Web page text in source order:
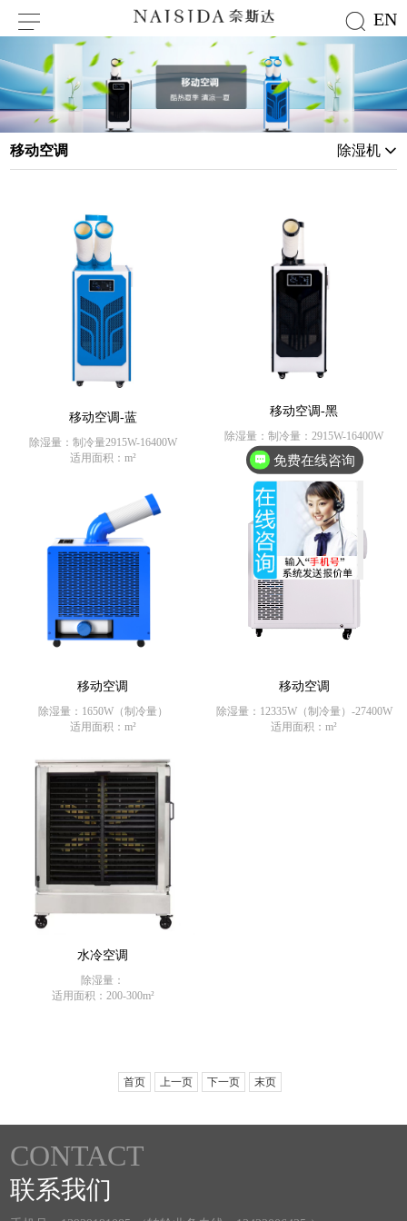
EN
移动空调 除湿机
移动空调-蓝
除湿量：制冷量2915W-16400W
适用面积：m²
移动空调-黑
除湿量：制冷量：2915W-16400W
适用面积：m²
移动空调
除湿量：1650W（制冷量）
适用面积：m²
移动空调
除湿量：12335W（制冷量）-27400W
适用面积：m²
水冷空调
除湿量：
适用面积：200-300m²
首页 上一页 下一页 末页
CONTACT
联系我们
免费在线咨询